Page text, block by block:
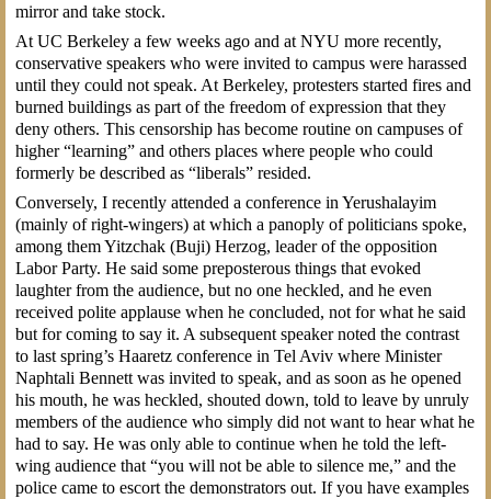
mirror and take stock.
At UC Berkeley a few weeks ago and at NYU more recently,
conservative speakers who were invited to campus were harassed
until they could not speak. At Berkeley, protesters started fires and
burned buildings as part of the freedom of expression that they
deny others. This censorship has become routine on campuses of
higher “learning” and others places where people who could
formerly be described as “liberals” resided.
Conversely, I recently attended a conference in Yerushalayim
(mainly of right-wingers) at which a panoply of politicians spoke,
among them Yitzchak (Buji) Herzog, leader of the opposition
Labor Party. He said some preposterous things that evoked
laughter from the audience, but no one heckled, and he even
received polite applause when he concluded, not for what he said
but for coming to say it. A subsequent speaker noted the contrast
to last spring’s Haaretz conference in Tel Aviv where Minister
Naphtali Bennett was invited to speak, and as soon as he opened
his mouth, he was heckled, shouted down, told to leave by unruly
members of the audience who simply did not want to hear what he
had to say. He was only able to continue when he told the left-
wing audience that “you will not be able to silence me,” and the
police came to escort the demonstrators out. If you have examples